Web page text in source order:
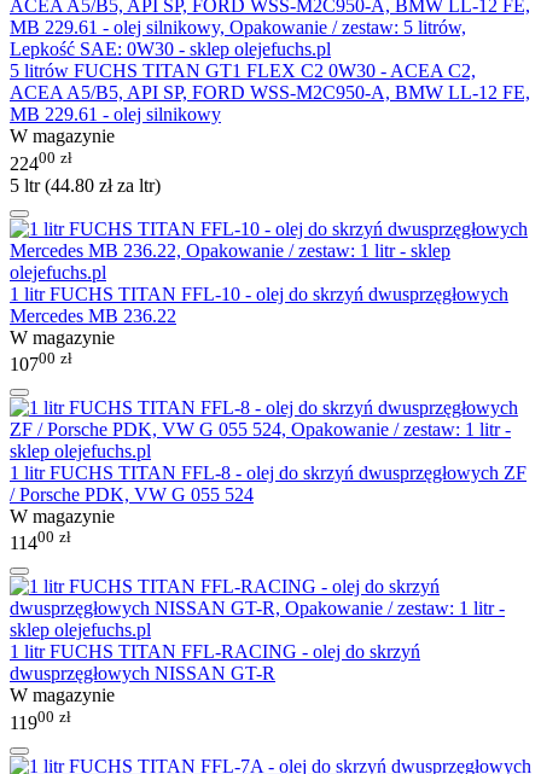
5 litrów FUCHS TITAN GT1 FLEX C2 0W30 - ACEA C2,
ACEA A5/B5, API SP, FORD WSS-M2C950-A, BMW LL-12 FE,
MB 229.61 - olej silnikowy
W magazynie
22400 zł
5 ltr (44.80 złza ltr)
1 litr FUCHS TITAN FFL-10 - olej do skrzyń dwusprzęgłowych
Mercedes MB 236.22
W magazynie
10700 zł
1 litr FUCHS TITAN FFL-8 - olej do skrzyń dwusprzęgłowych ZF
/ Porsche PDK, VW G 055 524
W magazynie
11400 zł
1 litr FUCHS TITAN FFL-RACING - olej do skrzyń
dwusprzęgłowych NISSAN GT-R
W magazynie
11900 zł